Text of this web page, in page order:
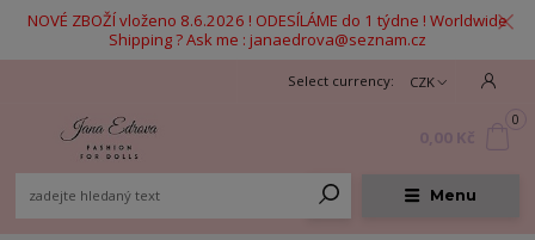
NOVÉ ZBOŽÍ vloženo 8.6.2026 ! ODESÍLÁME do 1 týdne ! Worldwide
Shipping ? Ask me : janaedrova@seznam.cz
Menu
CZK
0